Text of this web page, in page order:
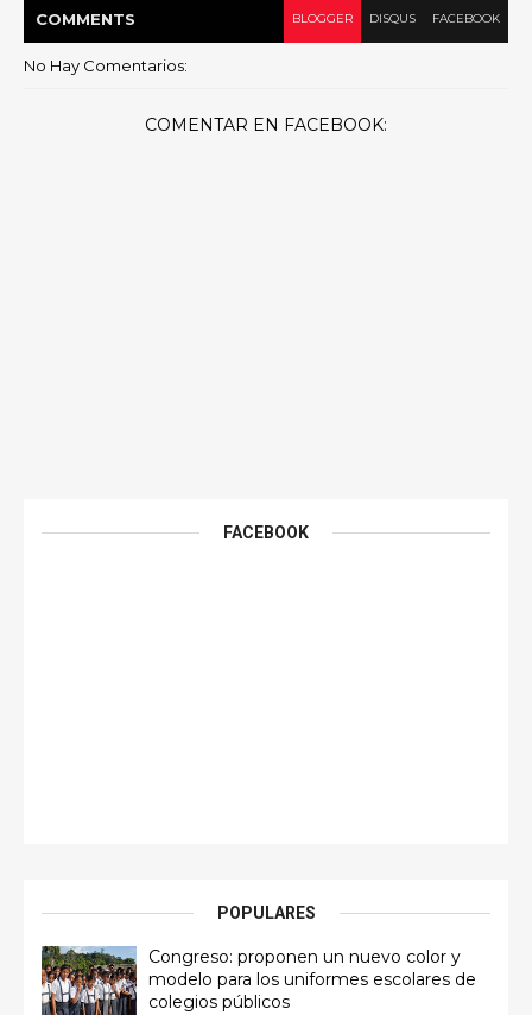
COMMENTS BLOGGER DISQUS FACEBOOK
No Hay Comentarios:
COMENTAR EN FACEBOOK:
FACEBOOK
POPULARES
Congreso: proponen un nuevo color y
modelo para los uniformes escolares de
colegios públicos